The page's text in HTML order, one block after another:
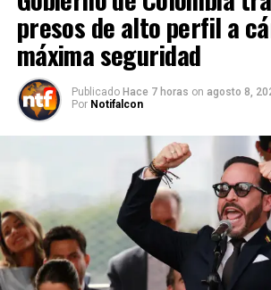
presos de alto perfil a
máxima seguridad
Publicado Hace 7 horas on agosto 8,
Por Notifalcon